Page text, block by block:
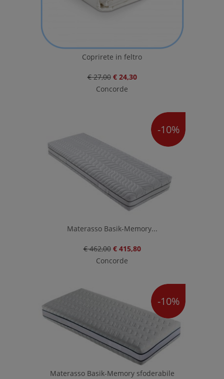
Coprirete in feltro
€ 27,00 € 24,30
Concorde
-10%
Materasso Basik-Memory...
€ 462,00 € 415,80
Concorde
-10%
Materasso Basik-Memory sfoderabile